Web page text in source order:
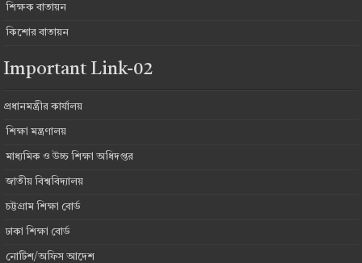
শিক্ষক বাতায়ন
কিশোর বাতায়ন
Important Link-02
প্রধানমন্ত্রীর কার্যালয়
শিক্ষা মন্ত্রণালয়
মাধ্যমিক ও উচ্চ শিক্ষা অধিদপ্তর
জাতীয় বিশ্ববিদ্যালয়
চট্টগ্রাম শিক্ষা বোর্ড
ঢাকা শিক্ষা বোর্ড
নোটিশ/অফিস আদেশ